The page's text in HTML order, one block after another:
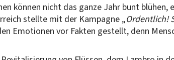
können nicht das ganze Jahr bunt blühen,
stellte mit der Kampagne „Ordentlich!
Emotionen vor Fakten gestellt, denn